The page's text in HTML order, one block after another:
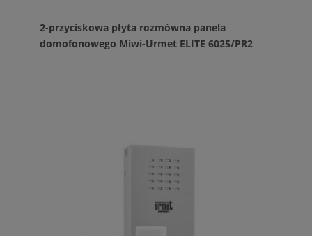
2-przyciskowa płyta rozmówna panela
domofonowego Miwi-Urmet ELITE 6025/PR2